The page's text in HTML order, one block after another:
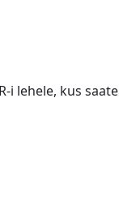
i lehele, kus saate